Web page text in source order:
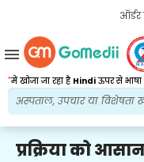
*में खोजा जा रहा है Hindiऊपर से
menu
प्रक्रिया को